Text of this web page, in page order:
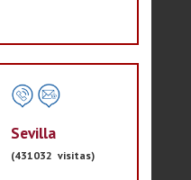
Sevilla
(431032 visitas)